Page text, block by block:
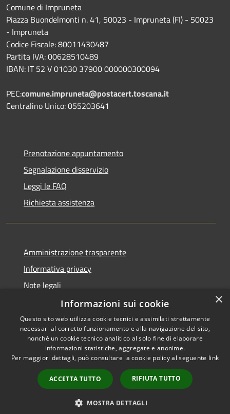
Comune di Impruneta
Piazza Buondelmonti n. 41, 50023 - Impruneta (FI) - 50023
- Impruneta
Codice Fiscale: 80011430487
Partita IVA: 00628510489
IBAN: IT 52 V 01030 37900 000000300094
PEC:comune.impruneta@postacert.toscana.it
Centralino Unico: 055203641
Prenotazione appuntamento
Segnalazione disservizio
Leggi le FAQ
Richiesta assistenza
Amministrazione trasparente
Informativa privacy
Note legali
Dichiarazione di accessibilità
RSS
Accessibilità
Copyright © 2026 • Comune di
Municipium•
Accesso
redazione
×
Informazioni sui cookie
Questo sito web utilizza cookie tecnici e assimilati strettamente
necessari al corretto funzionamento e alla navigazione del sito,
nonché un cookie tecnico analitico al solo fine di elaborare
informazioni statistiche, aggregate e anonime.
Per maggiori dettagli, può consultare la cookie policy al seguente link
ACCETTA TUTTO RIFIUTA TUTTO
MOSTRA DETTAGLI